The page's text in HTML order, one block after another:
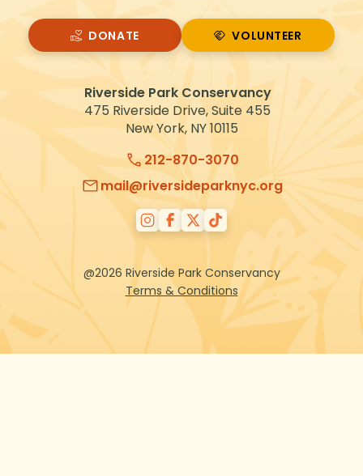
Riverside Park Conservancy
475 Riverside Drive, Suite 455
New York, NY 10115
212-870-3070
mail@riversideparknyc.org
@2026 Riverside Park Conservancy
Terms & Conditions
DONATE
VOLUNTEER
VOLUNTEER